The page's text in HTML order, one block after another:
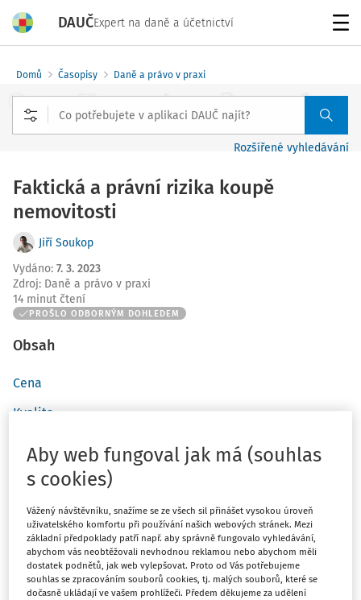
DAUČExpert na daně a účetnictví
Domů Časopisy Daně a právo v praxi
Rozšířené vyhledávání
Faktická a právní rizika koupě
nemovitosti
Jiří Soukop
Vydáno: 7. 3. 2023
Zdroj: Daně a právo v praxi
14 minut čtení
PROŠLO ODBORNÝM DOHLEDEM
Obsah
Cena
Kvalita
Náklady
Právní vady, omezení
Účel koupě
Způsob financování
Aby web fungoval jak má (souhlas
s cookies)
Vážený návštěvníku, snažíme se ze všech sil přinášet vysokou úroveň
uživatelského komfortu při používání našich webových stránek. Mezi
základní předpoklady patří např. aby správně fungovalo vyhledávání,
abychom vás neobtěžovali nevhodnou reklamou nebo abychom měli
dostatek podnětů, jak web vylepšovat. Proto od Vás potřebujeme
souhlas se zpracováním souborů cookies, tj. malých souborů, které se
dočasně ukládají ve vašem prohlížeči. Předem děkujeme za udělení